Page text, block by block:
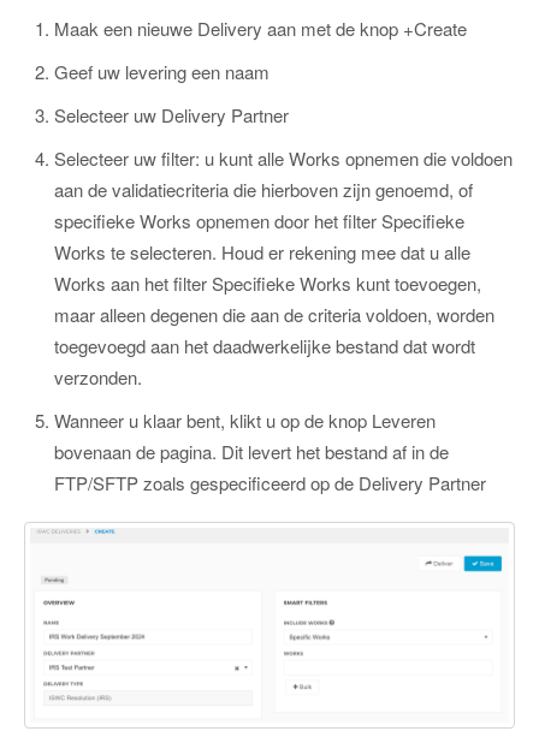
Maak een nieuwe Delivery aan met de knop +Create
Geef uw levering een naam
Selecteer uw Delivery Partner
Selecteer uw filter: u kunt alle Works opnemen die voldoen
aan de validatiecriteria die hierboven zijn genoemd, of
specifieke Works opnemen door het filter Specifieke
Works te selecteren. Houd er rekening mee dat u alle
Works aan het filter Specifieke Works kunt toevoegen,
maar alleen degenen die aan de criteria voldoen, worden
toegevoegd aan het daadwerkelijke bestand dat wordt
verzonden.
Wanneer u klaar bent, klikt u op de knop Leveren
bovenaan de pagina. Dit levert het bestand af in de
FTP/SFTP zoals gespecificeerd op de Delivery Partner